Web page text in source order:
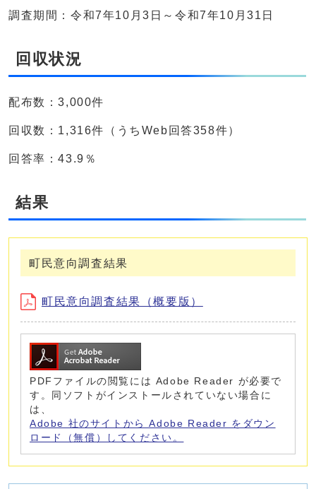
調査期間：令和7年10月3日～令和7年10月31日
回収状況
配布数：3,000件
回収数：1,316件（うちWeb回答358件）
回答率：43.9％
結果
町民意向調査結果
町民意向調査結果（概要版）
PDFファイルの閲覧には Adobe Reader が必要で
す。同ソフトがインストールされていない場合に
は、
Adobe 社のサイトから Adobe Reader をダウン
ロード（無償）してください。